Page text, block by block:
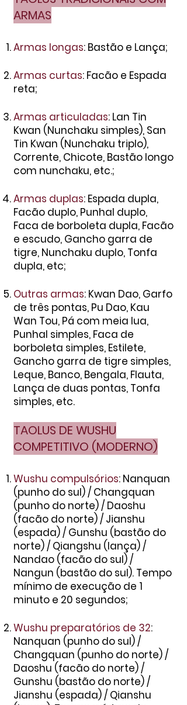
ARMAS
Armas longas: Bastão e Lança;
Armas curtas: Facão e Espada
reta;
Armas articuladas: Lan Tin
Kwan (Nunchaku simples), San
Tin Kwan (Nunchaku triplo),
Corrente, Chicote, Bastão longo
com nunchaku, etc.;
Armas duplas: Espada dupla,
Facão duplo, Punhal duplo,
Faca de borboleta dupla, Facão
e escudo, Gancho garra de
tigre, Nunchaku duplo, Tonfa
dupla, etc;
Outras armas: Kwan Dao, Garfo
de três pontas, Pu Dao, Kau
Wan Tou, Pá com meia lua,
Punhal simples, Faca de
borboleta simples, Estilete,
Gancho garra de tigre simples,
Leque, Banco, Bengala, Flauta,
Lança de duas pontas, Tonfa
simples, etc.
TAOLUS DE WUSHU
COMPETITIVO (MODERNO)
Wushu compulsórios: Nanquan
(punho do sul) / Changquan
(punho do norte) / Daoshu
(facão do norte) / Jianshu
(espada) / Gunshu (bastão do
norte) / Qiangshu (lança) /
Nandao (facão do sul) /
Nangun (bastão do sul). Tempo
mínimo de execução de 1
minuto e 20 segundos;
Wushu preparatórios de 32:
Nanquan (punho do sul) /
Changquan (punho do norte) /
Daoshu (facão do norte) /
Gunshu (bastão do norte) /
Jianshu (espada) / Qianshu